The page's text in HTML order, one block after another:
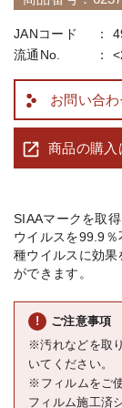
JANコード
流通No.
お問い合
商品の購入
SIAAマークを取
ウイルスを99.9％
種ウイルスに効果
ができます。
ご注意事項
※汚れなどを取
いてください。
※フィルムをご
フィルム施工済